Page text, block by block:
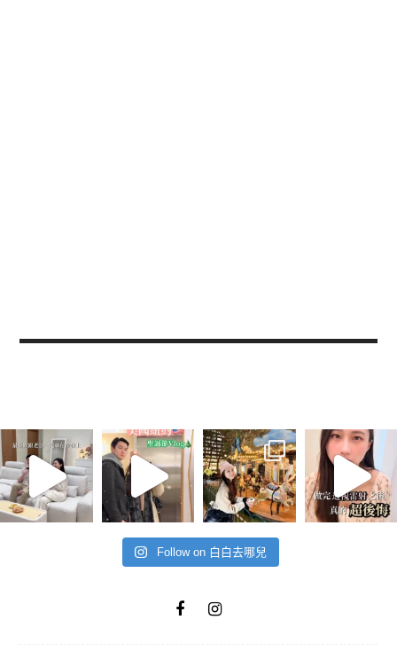
Follow on 白白去哪兒